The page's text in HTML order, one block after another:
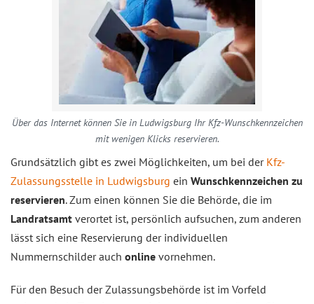
Über das Internet können Sie in Ludwigsburg Ihr Kfz-Wunschkennzeichen
mit wenigen Klicks reservieren.
Grundsätzlich gibt es zwei Möglichkeiten, um bei der Kfz-
Zulassungsstelle in Ludwigsburg ein Wunschkennzeichen zu
reservieren. Zum einen können Sie die Behörde, die im
Landratsamt verortet ist, persönlich aufsuchen, zum anderen
lässt sich eine Reservierung der individuellen
Nummernschilder auch online vornehmen.
Für den Besuch der Zulassungsbehörde ist im Vorfeld